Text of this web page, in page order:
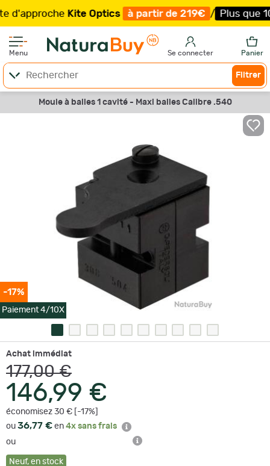
Kite Optics à partir de 219€ / Plus que 100
Menu Se connecter Panier
Filtrer
Moule à balles 1 cavité - Maxi balles Calibre .540
-17%
Paiement 4/10X
Achat immédiat
177,00 €
146,99 €
économisez 30 € [-17%]
ou 36,77 € en 4x sans frais
ou
Neuf, en stock